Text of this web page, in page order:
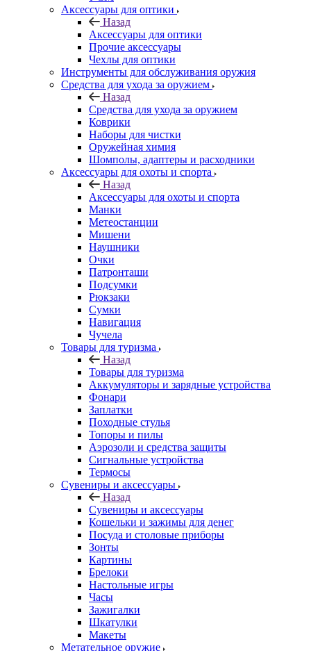
Аксессуары для оптики
Назад
Аксессуары для оптики
Прочие аксессуары
Чехлы для оптики
Инструменты для обслуживания оружия
Средства для ухода за оружием
Назад
Средства для ухода за оружием
Коврики
Наборы для чистки
Оружейная химия
Шомполы, адаптеры и расходники
Аксессуары для охоты и спорта
Назад
Аксессуары для охоты и спорта
Манки
Метеостанции
Мишени
Наушники
Очки
Патронташи
Подсумки
Рюкзаки
Сумки
Навигация
Чучела
Товары для туризма
Назад
Товары для туризма
Аккумуляторы и зарядные устройства
Фонари
Заплатки
Походные стулья
Топоры и пилы
Аэрозоли и средства защиты
Сигнальные устройства
Термосы
Сувениры и аксессуары
Назад
Сувениры и аксессуары
Кошельки и зажимы для денег
Посуда и столовые приборы
Зонты
Картины
Брелоки
Настольные игры
Часы
Зажигалки
Шкатулки
Макеты
Метательное оружие